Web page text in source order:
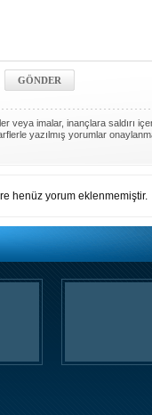
veya imalar, inançlara saldırı
yazılmış yorumlar
henüz yorum eklenmemiştir.